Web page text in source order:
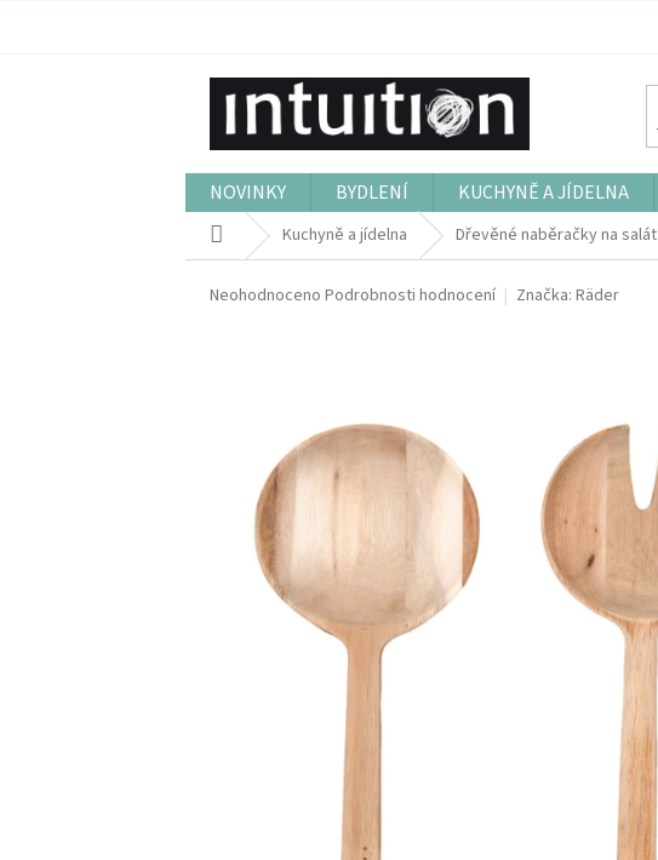
NOVINKY BYDLENÍ KUCHYNĚ A JÍDELNA
Domů Kuchyně a jídelna Dřevěné naběračky na salát
Průměrné
hvězdiček.
Neohodnoceno Podrobnosti hodnocení Značka: Räder